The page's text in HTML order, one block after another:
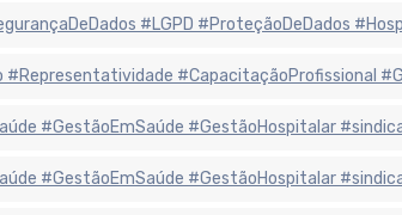
#LGPD #ProteçãoDeDados
#Representatividade #CapacitaçãoProfissional
#GestãoEmSaúde #GestãoHospitalar
#GestãoEmSaúde #GestãoHospitalar